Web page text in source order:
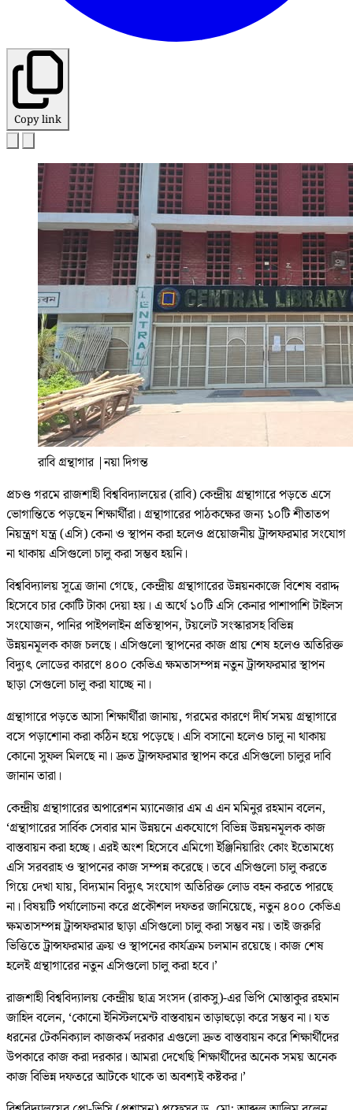
Copy link
রাবি গ্রন্থাগার |নয়া দিগন্ত
প্রচণ্ড গরমে রাজশাহী বিশ্ববিদ্যালয়ের (রাবি) কেন্দ্রীয় গ্রন্থাগারে পড়তে এসে
ভোগান্তিতে পড়ছেন শিক্ষার্থীরা। গ্রন্থাগারের পাঠকক্ষের জন্য ১০টি শীতাতপ
নিয়ন্ত্রণ যন্ত্র (এসি) কেনা ও স্থাপন করা হলেও প্রয়োজনীয় ট্রান্সফরমার সংযোগ
না থাকায় এসিগুলো চালু করা সম্ভব হয়নি।
বিশ্ববিদ্যালয় সূত্রে জানা গেছে, কেন্দ্রীয় গ্রন্থাগারের উন্নয়নকাজে বিশেষ বরাদ্দ
হিসেবে চার কোটি টাকা দেয়া হয়। এ অর্থে ১০টি এসি কেনার পাশাপাশি টাইলস
সংযোজন, পানির পাইপলাইন প্রতিস্থাপন, টয়লেট সংস্কারসহ বিভিন্ন
উন্নয়নমূলক কাজ চলছে। এসিগুলো স্থাপনের কাজ প্রায় শেষ হলেও অতিরিক্ত
বিদ্যুৎ লোডের কারণে ৪০০ কেভিএ ক্ষমতাসম্পন্ন নতুন ট্রান্সফরমার স্থাপন
ছাড়া সেগুলো চালু করা যাচ্ছে না।
গ্রন্থাগারে পড়তে আসা শিক্ষার্থীরা জানায়, গরমের কারণে দীর্ঘ সময় গ্রন্থাগারে
বসে পড়াশোনা করা কঠিন হয়ে পড়েছে। এসি বসানো হলেও চালু না থাকায়
কোনো সুফল মিলছে না। দ্রুত ট্রান্সফরমার স্থাপন করে এসিগুলো চালুর দাবি
জানান তারা।
কেন্দ্রীয় গ্রন্থাগারের অপারেশন ম্যানেজার এম এ এন মমিনুর রহমান বলেন,
‘গ্রন্থাগারের সার্বিক সেবার মান উন্নয়নে একযোগে বিভিন্ন উন্নয়নমূলক কাজ
বাস্তবায়ন করা হচ্ছে। এরই অংশ হিসেবে এমিগো ইঞ্জিনিয়ারিং কোং ইতোমধ্যে
এসি সরবরাহ ও স্থাপনের কাজ সম্পন্ন করেছে। তবে এসিগুলো চালু করতে
গিয়ে দেখা যায়, বিদ্যমান বিদ্যুৎ সংযোগ অতিরিক্ত লোড বহন করতে পারছে
না। বিষয়টি পর্যালোচনা করে প্রকৌশল দফতর জানিয়েছে, নতুন ৪০০ কেভিএ
ক্ষমতাসম্পন্ন ট্রান্সফরমার ছাড়া এসিগুলো চালু করা সম্ভব নয়। তাই জরুরি
ভিত্তিতে ট্রান্সফরমার ক্রয় ও স্থাপনের কার্যক্রম চলমান রয়েছে। কাজ শেষ
হলেই গ্রন্থাগারের নতুন এসিগুলো চালু করা হবে।’
রাজশাহী বিশ্ববিদ্যালয় কেন্দ্রীয় ছাত্র সংসদ (রাকসু)-এর ভিপি মোস্তাকুর রহমান
জাহিদ বলেন, ‘কোনো ইনিস্টলমেন্ট বাস্তবায়ন তাড়াহুড়ো করে সম্ভব না। যত
ধরনের টেকনিক্যাল কাজকর্ম দরকার এগুলো দ্রুত বাস্তবায়ন করে শিক্ষার্থীদের
উপকারে কাজ করা দরকার। আমরা দেখেছি শিক্ষার্থীদের অনেক সময় অনেক
কাজ বিভিন্ন দফতরে আটকে থাকে তা অবশ্যই কষ্টকর।’